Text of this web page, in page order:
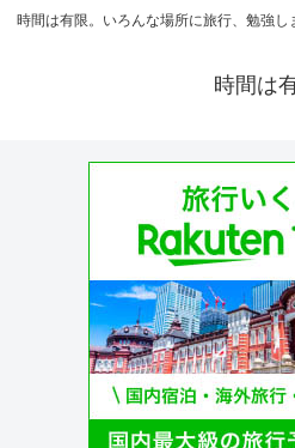
時間は有限。いろんな場所に旅行、勉強し
時間は